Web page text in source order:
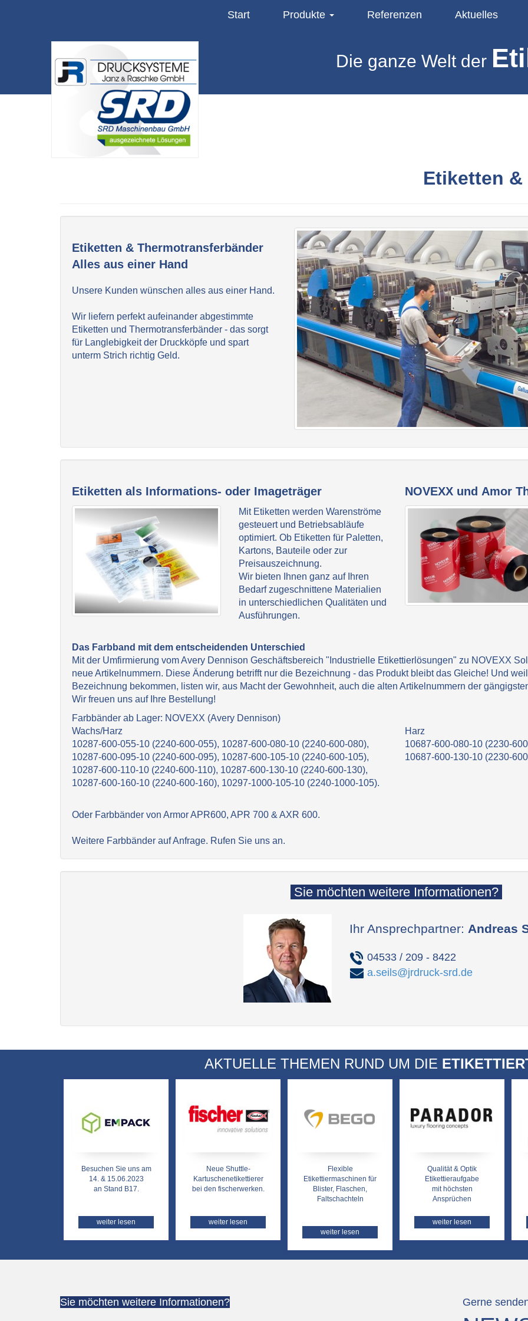
Start Produkte Referenzen Aktuelles
Die ganze Welt der
Etiketten
Etiketten & Thermotransferbänder
Alles aus einer Hand
Unsere Kunden wünschen alles aus einer Hand.
Wir liefern perfekt aufeinander abgestimmte
Etiketten und Thermotransferbänder - das sorgt
für Langlebigkeit der Druckköpfe und spart
unterm Strich richtig Geld.
Etiketten als Informations- oder Imageträger NOVEXX und Amor
Mit Etiketten werden Warenströme
gesteuert und Betriebsabläufe
optimiert. Ob Etiketten für Paletten,
Kartons, Bauteile oder zur
Preisauszeichnung.
Wir bieten Ihnen ganz auf Ihren
Bedarf zugeschnittene Materialien
in unterschiedlichen Qualitäten und
Ausführungen.
Das Farbband mit dem entscheidenden Unterschied
Mit der Umfirmierung vom Avery Dennison Geschäftsbereich "Industrielle Etikettierlösungen" zu NOVEXX
neue Artikelnummern. Diese Änderung betrifft nur die Bezeichnung - das Produkt bleibt das Gleiche! Und
Bezeichnung bekommen, listen wir, aus Macht der Gewohnheit, auch die alten Artikelnummern der
Wir freuen uns auf Ihre Bestellung!
Farbbänder ab Lager: NOVEXX (Avery Dennison)
Wachs/Harz
10287-600-055-10 (2240-600-055), 10287-600-080-10 (2240-600-080),
10287-600-095-10 (2240-600-095), 10287-600-105-10 (2240-600-105),
10287-600-110-10 (2240-600-110), 10287-600-130-10 (2240-600-130),
10287-600-160-10 (2240-600-160), 10297-1000-105-10 (2240-1000-105).
Harz
10687-600-080-10 (2230-
10687-600-130-10 (2230-
Oder Farbbänder von Armor APR600, APR 700 & AXR 600.
Weitere Farbbänder auf Anfrage. Rufen Sie uns an.
Sie möchten weitere Informationen?
Ihr Ansprechpartner: Andreas
04533 / 209 - 8422
a.seils@jrdruck-srd.de
AKTUELLE THEMEN RUND UM DIE
Besuchen Sie uns am
14. & 15.06.2023
an Stand B17.
weiter lesen
Neue Shuttle-
Kartuschenetikettierer
bei den fischerwerken.
weiter lesen
Flexible
Etikettiermaschinen für
Blister, Flaschen,
Faltschachteln
weiter lesen
Qualität & Optik
Etikettieraufgabe
mit höchsten
Ansprüchen
weiter lesen
Sie möchten weitere Informationen? Gerne